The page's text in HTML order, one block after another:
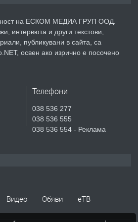
преди 5 дни
парцел в гр. Хасково кв.
НА МЕБЕЛИ.
под наем в кв.
гр. Хасково.
на ЕСКОМ МЕДИА ГРУП ООД.
интервюта и други текстови,
публикувани в сайта, са
освен ако изрично е посочено
Телефони
038 536 277
038 536 555
038 536 554 - Реклама
Видео Обяви
еТВ